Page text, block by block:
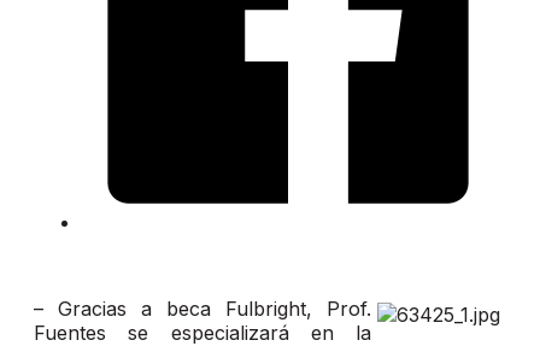
– Gracias a beca Fulbright, Prof.
Fuentes se especializará en la